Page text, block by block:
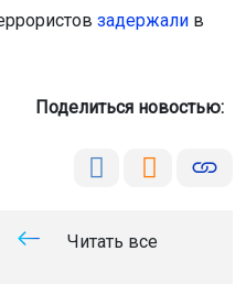
задержали в
Поделиться новостью:
Читать все